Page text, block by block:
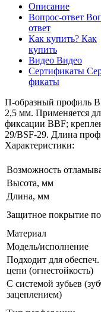
Описание
Вопрос-ответ
ответ
Как купить? Как
купить
Видео Видео
Сертификаты
фикаты
П-образный профиль
2,5 мм. Применяется
фиксации BBF;
29/BSF-29. Длина
Характеристики:
Возможность
Высота, мм
Длина, мм
Защитное покрытие
Материал
Модель/исполнение
Подходит для обеспеч.
цепи (огнестойкость)
С системой зубьев
зацеплением)